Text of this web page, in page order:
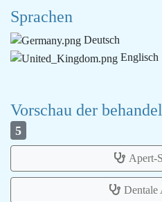
Sprachen
Deutsch
Englisch
Vorschau der
5
Apert-
Dentale